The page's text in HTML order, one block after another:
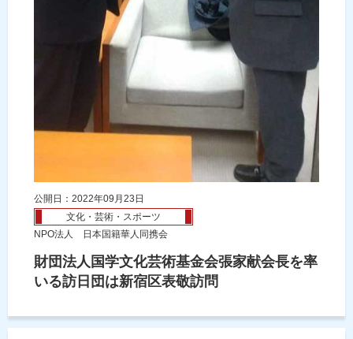
公開日：2022年09月23日
文化・芸術・スポーツ
NPO法人 日本国籍華人同携会
財団法人国学文化芸術基金会張家献会長を率
いる訪日団は新宿区表敬訪問